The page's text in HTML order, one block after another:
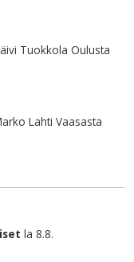
Tuokkola Oulusta
Lahti Vaasasta
la 8.8.